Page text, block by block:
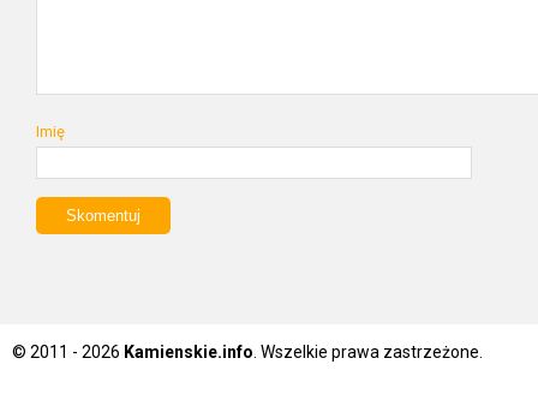
Imię
© 2011 - 2026 Kamienskie.info . Wszelkie prawa zastrzeżone.